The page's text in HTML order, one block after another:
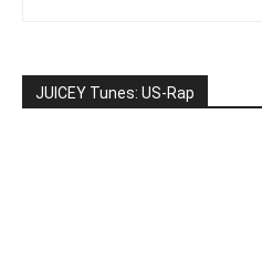
JUICEY Tunes: US-Rap